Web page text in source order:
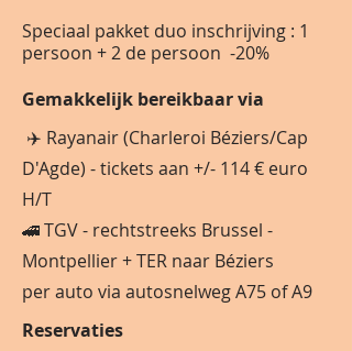
Speciaal pakket duo inschrijving : 1
persoon + 2 de persoon -20%
Gemakkelijk bereikbaar via
✈️ Rayanair (Charleroi Béziers/Cap
D'Agde) - tickets aan +/- 114 € euro
H/T
🚄 TGV - rechtstreeks Brussel -
Montpellier + TER naar Béziers
per auto via autosnelweg A75 of A9
Reservaties